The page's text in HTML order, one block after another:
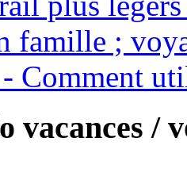
famille ;
- Comment
vacances /